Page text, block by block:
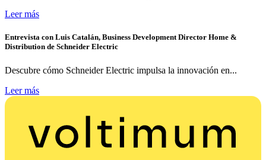
Leer más
Entrevista con Luis Catalán, Business Development Director Home &
Distribution de Schneider Electric
Descubre cómo Schneider Electric impulsa la innovación en...
Leer más